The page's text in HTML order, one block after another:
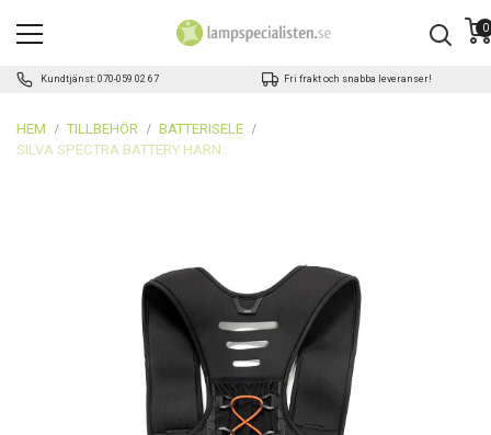
Kundtjänst: 070-059 02 67 Fri frakt och snabba leveranser!
0
HEM TILLBEHÖR
BATTERISELE